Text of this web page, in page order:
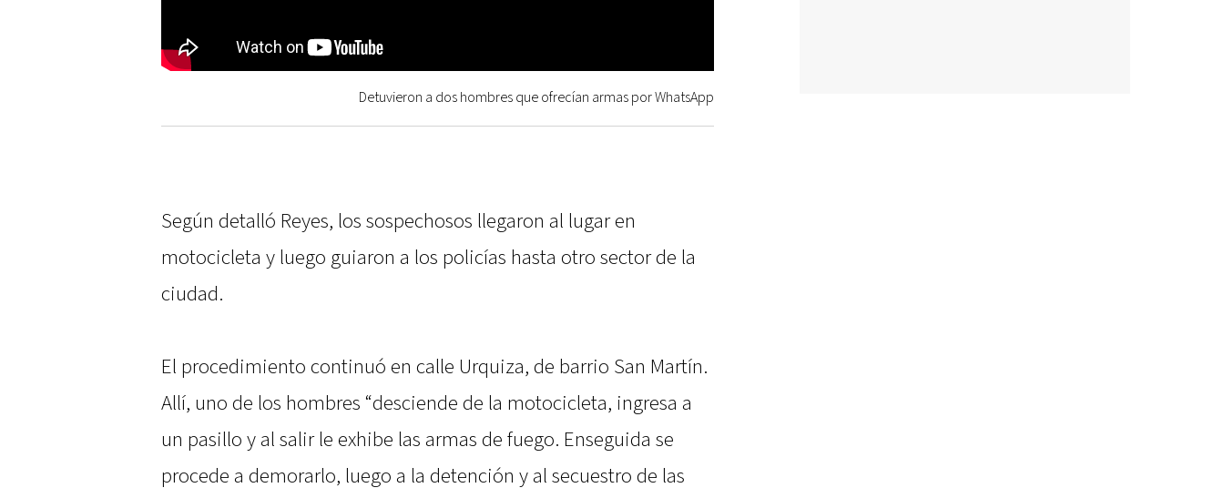
Detuvieron a dos hombres que ofrecían armas por WhatsApp
Según detalló Reyes, los sospechosos llegaron al lugar en
motocicleta y luego guiaron a los policías hasta otro sector de la
ciudad.
El procedimiento continuó en calle Urquiza, de barrio San Martín.
Allí, uno de los hombres “desciende de la motocicleta, ingresa a
un pasillo y al salir le exhibe las armas de fuego. Enseguida se
procede a demorarlo, luego a la detención y al secuestro de las